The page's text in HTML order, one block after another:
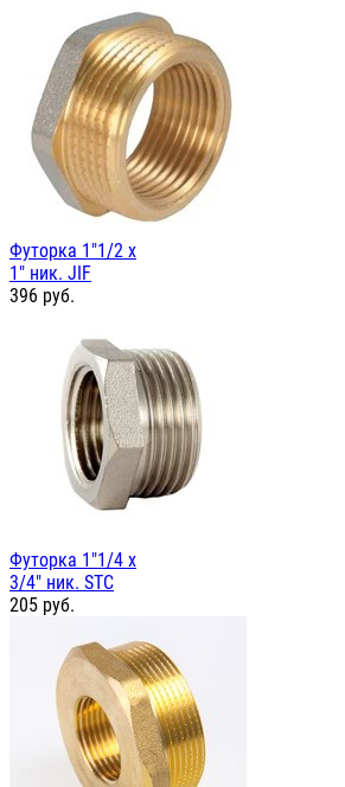
Футорка 1"1/2 х
1" ник. JIF
396 руб.
Футорка 1"1/4 х
3/4" ник. STC
205 руб.